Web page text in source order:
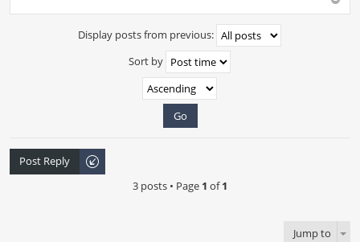
Display posts from previous:
Sort by
Post Reply
3 posts • Page 1 of1
Jump to